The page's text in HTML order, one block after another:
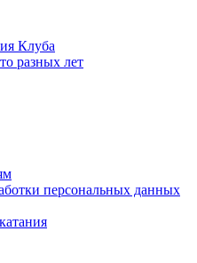
Клуба
разных лет
персональных данных